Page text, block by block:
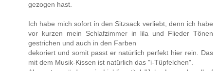
gezogen hast.
Ich habe mich sofort in den Sitzsack verliebt, denn ich habe
vor kurzen mein Schlafzimmer in lila und Flieder Tönen
gestrichen und auch in den Farben
dekoriert und somit passt er natürlich perfekt hier rein. Das
mit dem Musik-Kissen ist natürlich das "i-Tüpfelchen".